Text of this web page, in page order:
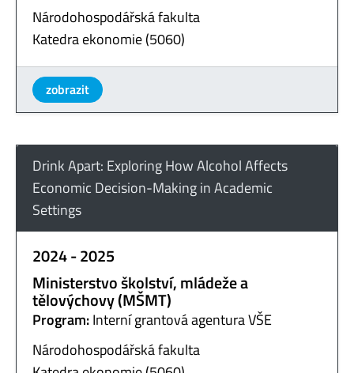
Národohospodářská fakulta
Katedra ekonomie (5060)
zobrazit
Drink Apart: Exploring How Alcohol Affects
Economic Decision-Making in Academic
Settings
2024 - 2025
Ministerstvo školství, mládeže a
tělovýchovy (MŠMT)
Program:Interní grantová agentura VŠE
Národohospodářská fakulta